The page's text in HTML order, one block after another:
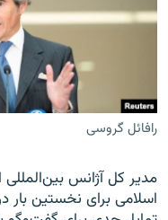
رافائل گروسی
مدیر کل آژانس
اسلامی برای نخستین